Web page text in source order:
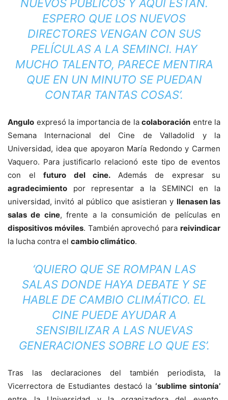
NUEVOS PÚBLICOS Y AQUÍ ESTÁN.
ESPERO QUE LOS NUEVOS
DIRECTORES VENGAN CON SUS
PELÍCULAS A LA SEMINCI. HAY
MUCHO TALENTO, PARECE MENTIRA
QUE EN UN MINUTO SE PUEDAN
CONTAR TANTAS COSAS’.
Angulo expresó la importancia de la colaboración entre la
Semana Internacional del Cine de Valladolid y la
Universidad, idea que apoyaron María Redondo y Carmen
Vaquero. Para justificarlo relacionó este tipo de eventos
con el futuro del cine. Además de expresar su
agradecimiento por representar a la SEMINCI en la
universidad, invitó al público que asistieran y llenasen las
salas de cine, frente a la consumición de películas en
dispositivos móviles. También aprovechó parareivindicar
la lucha contra el cambio climático.
‘QUIERO QUE SE ROMPAN LAS
SALAS DONDE HAYA DEBATE Y SE
HABLE DE CAMBIO CLIMÁTICO. EL
CINE PUEDE AYUDAR A
SENSIBILIZAR A LAS NUEVAS
GENERACIONES SOBRE LO QUE ES’.
Tras las declaraciones del también periodista, la
Vicerrectora de Estudiantes destacó la ‘sublime sintonía’